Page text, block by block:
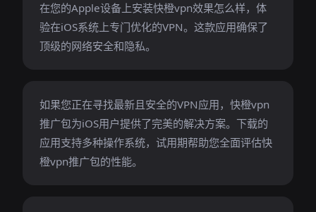
在您的Apple设备上安装快橙vpn效果怎么样，体
验在iOS系统上专门优化的VPN。这款应用确保了
顶级的网络安全和隐私。
如果您正在寻找最新且安全的VPN应用，快橙vpn
推广包为iOS用户提供了完美的解决方案。下载的
应用支持多种操作系统，试用期帮助您全面评估快
橙vpn推广包的性能。